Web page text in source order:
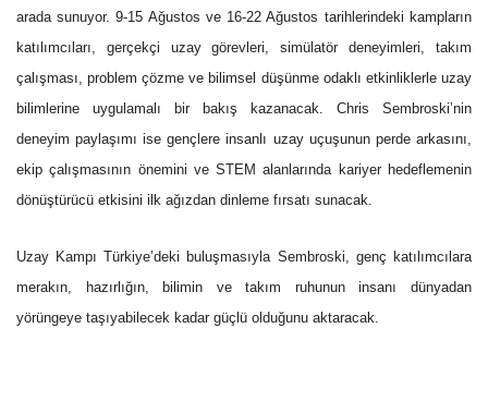
arada sunuyor. 9-15 Ağustos ve 16-22 Ağustos tarihlerindeki kampların
katılımcıları, gerçekçi uzay görevleri, simülatör deneyimleri, takım
çalışması, problem çözme ve bilimsel düşünme odaklı etkinliklerle uzay
bilimlerine uygulamalı bir bakış kazanacak. Chris Sembroski’nin
deneyim paylaşımı ise gençlere insanlı uzay uçuşunun perde arkasını,
ekip çalışmasının önemini ve STEM alanlarında kariyer hedeflemenin
dönüştürücü etkisini ilk ağızdan dinleme fırsatı sunacak.
Uzay Kampı Türkiye’deki buluşmasıyla Sembroski, genç katılımcılara
merakın, hazırlığın, bilimin ve takım ruhunun insanı dünyadan
yörüngeye taşıyabilecek kadar güçlü olduğunu aktaracak.